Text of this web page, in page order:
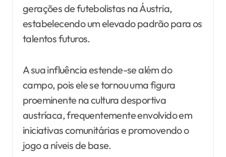
gerações de futebolistas na Áustria,
estabelecendo um elevado padrão para os
talentos futuros.
A sua influência estende-se além do
campo, pois ele se tornou uma figura
proeminente na cultura desportiva
austríaca, frequentemente envolvido em
iniciativas comunitárias e promovendo o
jogo a níveis de base.